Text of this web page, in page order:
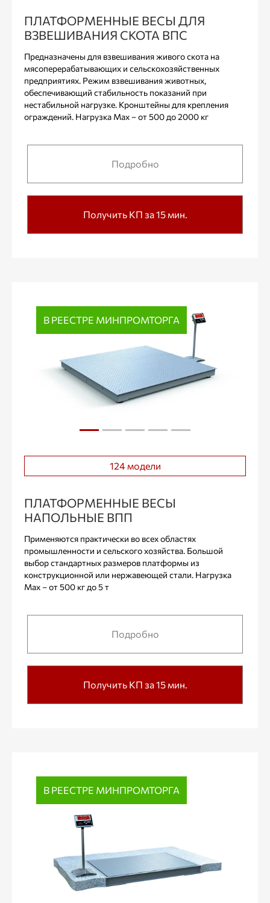
ПЛАТФОРМЕННЫЕ ВЕСЫ ДЛЯ
ВЗВЕШИВАНИЯ СКОТА ВПС
Предназначены для взвешивания живого скота на
мясоперерабатывающих и сельскохозяйственных
предприятиях. Режим взвешивания животных,
обеспечивающий стабильность показаний при
нестабильной нагрузке. Кронштейны для крепления
ограждений. Нагрузка Max – от 500 до 2000 кг
Подробно
Получить КП за 15 мин.
В РЕЕСТРЕ МИНПРОМТОРГА
124 модели
ПЛАТФОРМЕННЫЕ ВЕСЫ
НАПОЛЬНЫЕ ВПП
Применяются практически во всех областях
промышленности и сельского хозяйства. Большой
выбор стандартных размеров платформы из
конструкционной или нержавеющей стали. Нагрузка
Max – от 500 кг до 5 т
Подробно
Получить КП за 15 мин.
В РЕЕСТРЕ МИНПРОМТОРГА